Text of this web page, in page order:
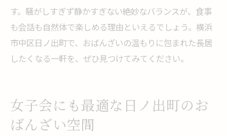
す。騒がしすぎず静かすぎない絶妙なバランスが、食事
も会話も自然体で楽しめる理由といえるでしょう。横浜
市中区日ノ出町で、おばんざいの温もりに包まれた長居
したくなる一軒を、ぜひ見つけてみてください。
女子会にも最適な日ノ出町のお
ばんざい空間